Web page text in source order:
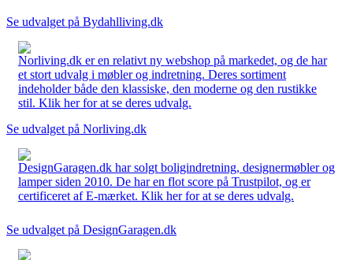
Se udvalget på Bydahlliving.dk
Norliving.dk er en relativt ny webshop på markedet, og de har
et stort udvalg i møbler og indretning. Deres sortiment
indeholder både den klassiske, den moderne og den rustikke
stil. Klik her for at se deres udvalg.
Se udvalget på Norliving.dk
DesignGaragen.dk har solgt boligindretning, designermøbler og
lamper siden 2010. De har en flot score på Trustpilot, og er
certificeret af E-mærket. Klik her for at se deres udvalg.
Se udvalget på DesignGaragen.dk